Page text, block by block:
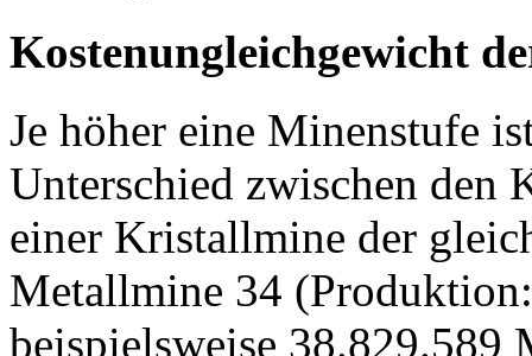
Kostenungleichgewicht
Je höher eine Minenstufe
Unterschied zwischen den
einer Kristallmine der
Metallmine 34
beispielsweise